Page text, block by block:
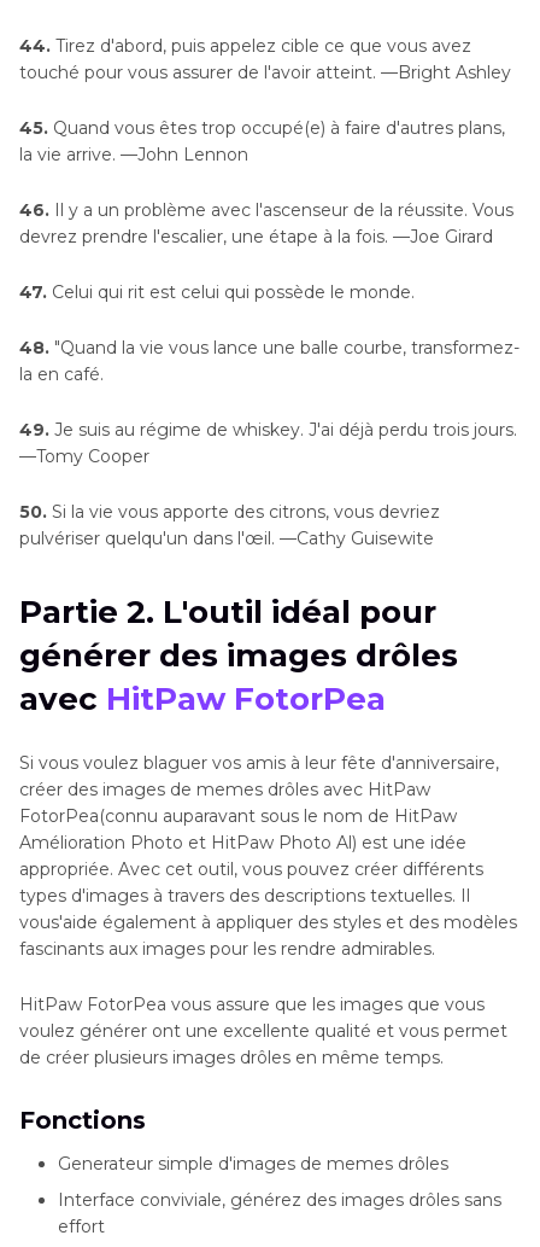
44. Tirez d'abord, puis appelez cible ce que vous avez
touché pour vous assurer de l'avoir atteint. —Bright Ashley
45. Quand vous êtes trop occupé(e) à faire d'autres plans,
la vie arrive. —John Lennon
46. Il y a un problème avec l'ascenseur de la réussite. Vous
devrez prendre l'escalier, une étape à la fois. —Joe Girard
47. Celui qui rit est celui qui possède le monde.
48. "Quand la vie vous lance une balle courbe, transformez-
la en café.
49. Je suis au régime de whiskey. J'ai déjà perdu trois jours.
—Tomy Cooper
50. Si la vie vous apporte des citrons, vous devriez
pulvériser quelqu'un dans l'œil. —Cathy Guisewite
Partie 2. L'outil idéal pour
générer des images drôles
avec HitPaw FotorPea
Si vous voulez blaguer vos amis à leur fête d'anniversaire,
créer des images de memes drôles avec HitPaw
FotorPea(connu auparavant sous le nom de HitPaw
Amélioration Photo et HitPaw Photo Al) est une idée
appropriée. Avec cet outil, vous pouvez créer différents
types d'images à travers des descriptions textuelles. Il
vous'aide également à appliquer des styles et des modèles
fascinants aux images pour les rendre admirables.
HitPaw FotorPea vous assure que les images que vous
voulez générer ont une excellente qualité et vous permet
de créer plusieurs images drôles en même temps.
Fonctions
Generateur simple d'images de memes drôles
Interface conviviale, générez des images drôles sans
effort